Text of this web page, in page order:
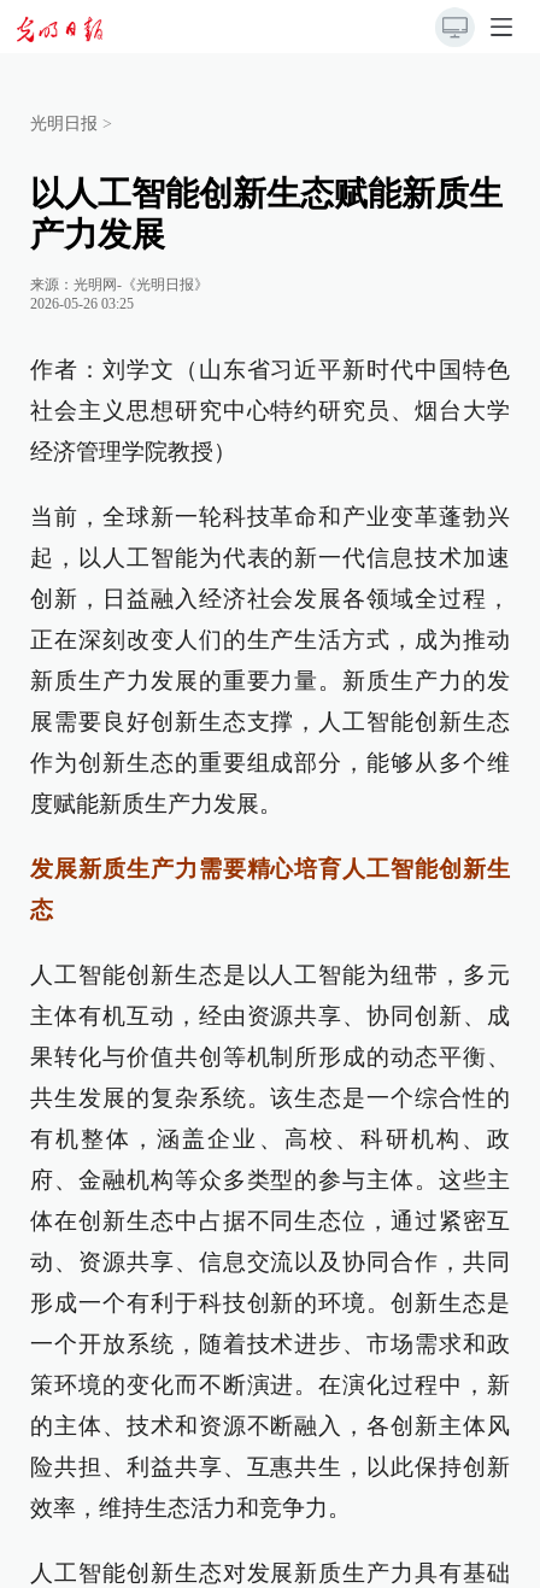
光明日报 >
以人工智能创新生态赋能新质生
产力发展
来源： 光明网-《光明日报》
2026-05-26 03:25
作者：刘学文（山东省习近平新时代中国特色
社会主义思想研究中心特约研究员、烟台大学
经济管理学院教授）
当前，全球新一轮科技革命和产业变革蓬勃兴
起，以人工智能为代表的新一代信息技术加速
创新，日益融入经济社会发展各领域全过程，
正在深刻改变人们的生产生活方式，成为推动
新质生产力发展的重要力量。新质生产力的发
展需要良好创新生态支撑，人工智能创新生态
作为创新生态的重要组成部分，能够从多个维
度赋能新质生产力发展。
发展新质生产力需要精心培育人工智能创新生
态
人工智能创新生态是以人工智能为纽带，多元
主体有机互动，经由资源共享、协同创新、成
果转化与价值共创等机制所形成的动态平衡、
共生发展的复杂系统。该生态是一个综合性的
有机整体，涵盖企业、高校、科研机构、政
府、金融机构等众多类型的参与主体。这些主
体在创新生态中占据不同生态位，通过紧密互
动、资源共享、信息交流以及协同合作，共同
形成一个有利于科技创新的环境。创新生态是
一个开放系统，随着技术进步、市场需求和政
策环境的变化而不断演进。在演化过程中，新
的主体、技术和资源不断融入，各创新主体风
险共担、利益共享、互惠共生，以此保持创新
效率，维持生态活力和竞争力。
人工智能创新生态对发展新质生产力具有基础